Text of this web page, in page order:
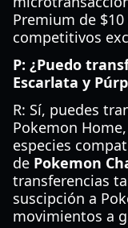
Premium de
competitivos
P: ¿Puedo
Escarlata y
R: Sí, puedes
Pokemon
especies
de Pokemon
transferencias
suscipción a
movimientos a